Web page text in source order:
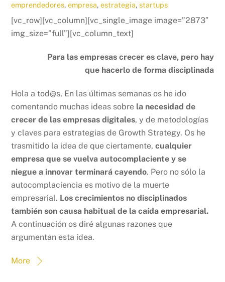
emprendedores,empresa,estrategia,startups
[vc_row][vc_column][vc_single_image image=”2873″
img_size=”full”][vc_column_text]
Para las empresas crecer es clave, pero hay
que hacerlo de forma disciplinada
Hola a tod@s, En las últimas semanas os he ido
comentando muchas ideas sobre la necesidad de
crecer de las empresas digitales, y de metodologías
y claves para estrategias de Growth Strategy. Os he
trasmitido la idea de que ciertamente,cualquier
empresa que se vuelva autocomplaciente y se
niegue a innovar terminará cayendo. Pero no sólo la
autocomplaciencia es motivo de la muerte
empresarial. Los crecimientos no disciplinados
también son causa habitual de la caída empresarial.
A continuación os diré algunas razones que
argumentan esta idea.
More